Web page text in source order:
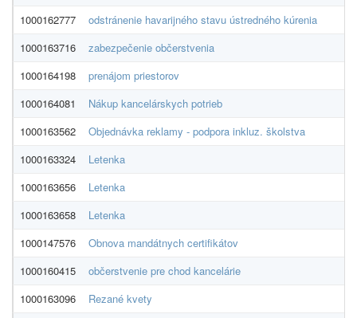
1000162777
odstránenie havarijného stavu ústredného kúrenia
1000163716
zabezpečenie občerstvenia
1000164198
prenájom priestorov
1000164081
Nákup kancelárskych potrieb
1000163562
Objednávka reklamy - podpora inkluz. školstva
1000163324
Letenka
1000163656
Letenka
1000163658
Letenka
1000147576
Obnova mandátnych certifikátov
1000160415
občerstvenie pre chod kancelárie
1000163096
Rezané kvety